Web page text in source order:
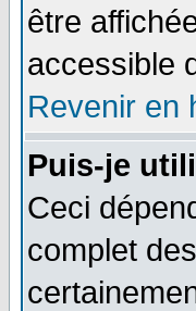
être
accessible
Revenir en
Puis-je
Ceci
complet